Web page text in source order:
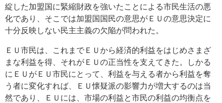
綻した加盟国に緊縮財政を強いたことによる市民生活の悪
化であり、そこでは加盟国国民の意思がＥＵの意思決定に
十分反映しない民主主義の欠陥が問われた。
ＥＵ市民は、これまでＥＵから経済的利益をはじめさまざ
まな利益を得、それがＥＵの正当性を支えてきた。しかる
にＥＵがＥＵ市民にとって、利益を与える者から利益を奪
う者に変化すれば、ＥＵ懐疑派の影響力が増大するのは当
然であり、ＥＵには、市場の利益と市民の利益の均衡点を